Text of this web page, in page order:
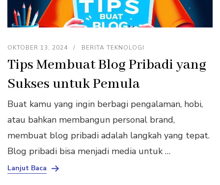
OKTOBER 13, 2024 BERITA TEKNOLOGI
Tips Membuat Blog Pribadi yang
Sukses untuk Pemula
Buat kamu yang ingin berbagi pengalaman, hobi,
atau bahkan membangun personal brand,
membuat blog pribadi adalah langkah yang tepat.
Blog pribadi bisa menjadi media untuk …
Lanjut Baca